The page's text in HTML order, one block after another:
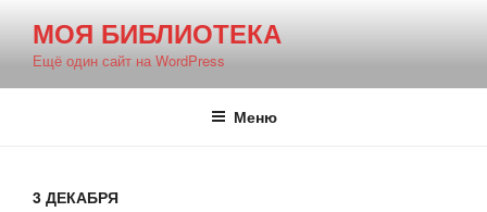
содержимому
МОЯ БИБЛИОТЕКА
Ещё один сайт на WordPress
Меню
3 ДЕКАБРЯ